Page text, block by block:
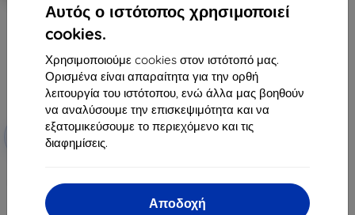
Αυτός ο ιστότοπος χρησιμοποιεί
cookies.
Χρησιμοποιούμε cookies στον ιστότοπό μας.
Ορισμένα είναι απαραίτητα για την ορθή
λειτουργία του ιστότοπου, ενώ άλλα μας βοηθούν
να αναλύσουμε την επισκεψιμότητα και να
εξατομικεύσουμε το περιεχόμενο και τις
διαφημίσεις.
Αποδοχή
Έκπτωση
με
κουπόνι
EXTRA10
DriveAssist 51 5" υβριδικό θερμού
γυαλιού (5903108501613)